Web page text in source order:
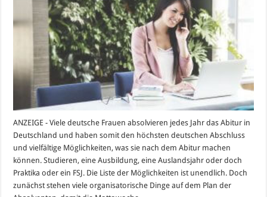
ANZEIGE - Viele deutsche Frauen absolvieren jedes Jahr das Abitur in
Deutschland und haben somit den höchsten deutschen Abschluss
und vielfältige Möglichkeiten, was sie nach dem Abitur machen
können. Studieren, eine Ausbildung, eine Auslandsjahr oder doch
Praktika oder ein FSJ. Die Liste der Möglichkeiten ist unendlich. Doch
zunächst stehen viele organisatorische Dinge auf dem Plan der